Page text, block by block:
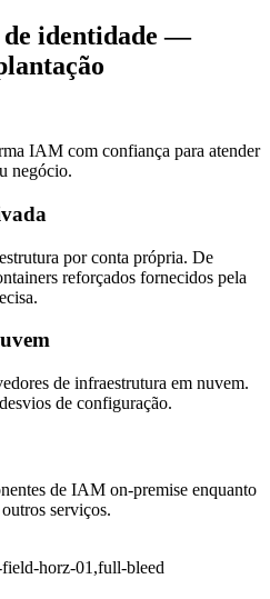
de identidade —
IAM com confiança para atender
negócio.
por conta própria. De
reforçados fornecidos pela
de infraestrutura em nuvem.
de configuração.
de IAM on-premise enquanto
serviços.
horz-01,full-bleed